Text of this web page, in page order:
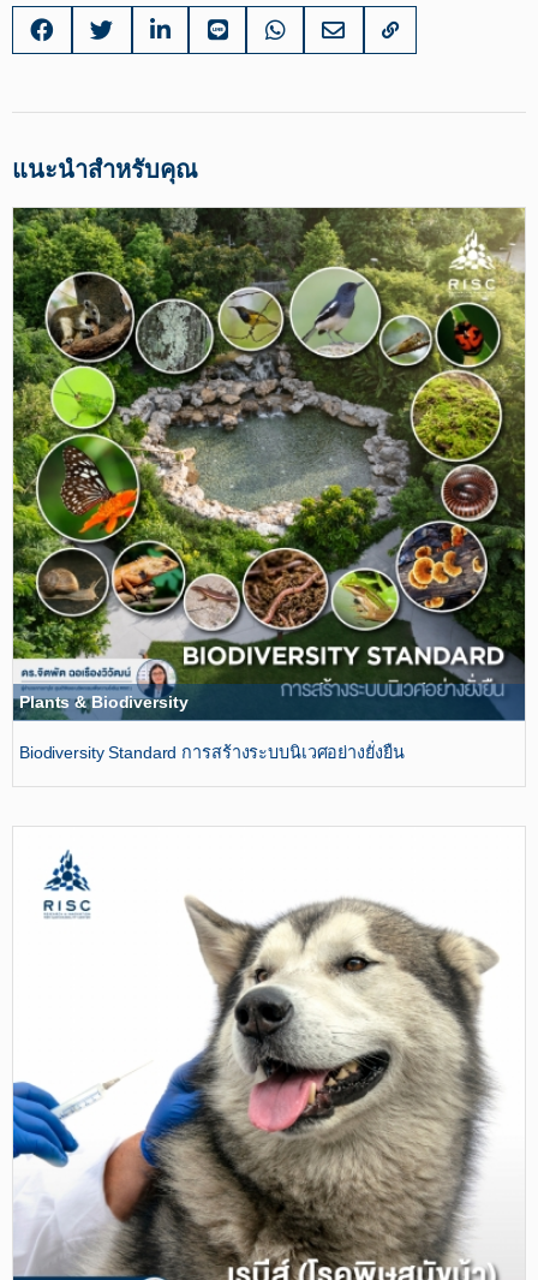
แนะนำสำหรับคุณ
Plants & Biodiversity
ฺBiodiversity Standard การสร้างระบบนิเวศอย่างยั่งยืน